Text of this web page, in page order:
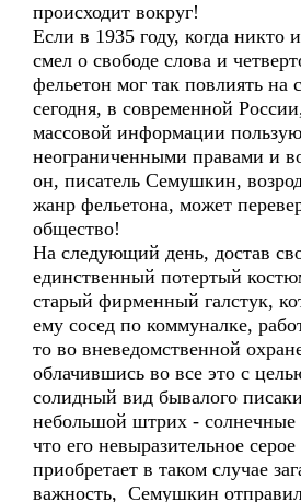
происходит вокруг!
Если в 1935 году, когда никто
смел о свободе слова и
фельетон мог так повлиять на
сегодня, в современной
массовой информации
неограниченными правами и
он, писатель Семушкин,
жанр фельетона, может
общество!
На следующий день, достав
единственный потертый
старый фирменный галстук,
ему сосед по коммуналке,
то во вневедомственной
облачившись во все это с
солидный вид бывалого
небольшой штрих - солнечные
что его невыразительное
приобретает в таком случае
важность, Семушкин